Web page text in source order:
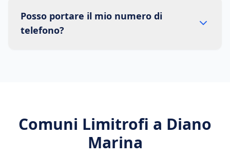
Posso portare il mio numero di
telefono?
Comuni Limitrofi a Diano
Marina